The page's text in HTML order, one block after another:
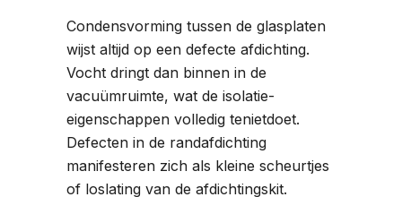
Condensvorming tussen de glasplaten
wijst altijd op een defecte afdichting.
Vocht dringt dan binnen in de
vacuümruimte, wat de isolatie-
eigenschappen volledig tenietdoet.
Defecten in de randafdichting
manifesteren zich als kleine scheurtjes
of loslating van de afdichtingskit.